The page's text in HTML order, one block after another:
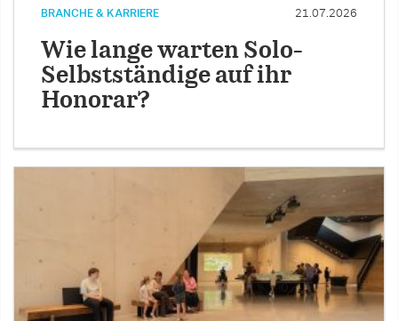
BRANCHE & KARRIERE 21.07.2026
Wie lange warten Solo-
Selbstständige auf ihr
Honorar?